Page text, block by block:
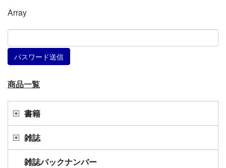
Array
商品一覧
書籍
雑誌
雑誌バックナンバー